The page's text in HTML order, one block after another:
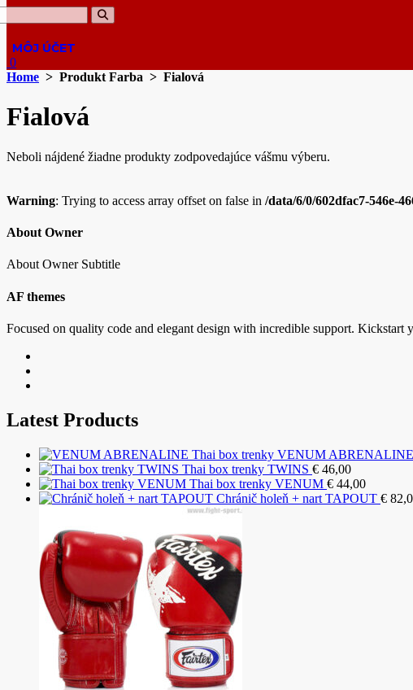
0
Home > Produkt Farba > Fialová
Fialová
Neboli nájdené žiadne produkty zodpovedajúce vášmu výberu.
Warning: Trying to access array offset on false in /data/6/0/602dfac7-546e-
About Owner
About Owner Subtitle
AF themes
Focused on quality code and elegant design with incredible support.
Latest Products
VENUM ABRENALINE
Thai box trenky TWINS € 46,00
Thai box trenky VENUM € 44,00
Chránič holeň + nart TAPOUT €